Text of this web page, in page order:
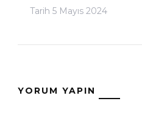
Tarih 5 Mayıs 2024
YORUM YAPIN